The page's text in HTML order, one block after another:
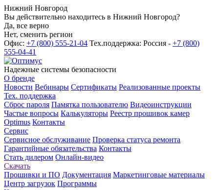
Нижний Новгород
Вы действительно находитесь в Нижний Новгород?
Да, все верно
Нет, сменить регион
Офис: +7 (800) 555-21-04 Тех.поддержка: Россия - +7 (800)
555-04-41
Надежные системы безопасности
О бренде
Новости Вебинары Сертификаты Реализованные проекты
Тех. поддержка
Сброс пароля Памятка пользователю Видеоинструкции
Частые вопросы Калькуляторы Реестр прошивок камер
Optimus Контакты
Сервис
Сервисное обслуживание Проверка статуса ремонта
Гарантийные обязательства Контакты
Стать дилером Онлайн-видео
Скачать
Прошивки и ПО Документация Маркетинговые материалы
Центр загрузок Программы